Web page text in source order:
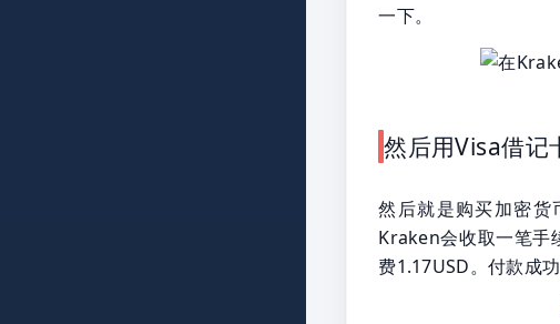
一下。
然后用Visa借记
然后就是购买加密货
Kraken会收取一笔手
费1.17USD。付款成